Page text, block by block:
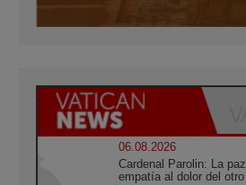
06.08.2026
Cardenal Parolin: La
empatía al dolor del otro